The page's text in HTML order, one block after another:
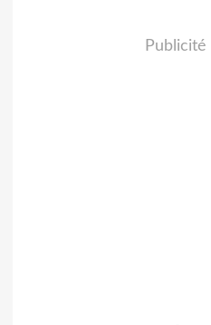
Publicité